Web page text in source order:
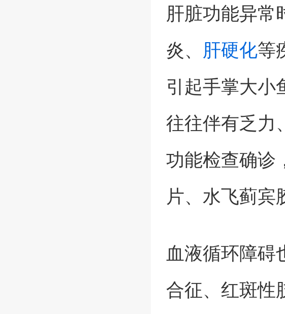
肝脏功能异常
炎、 肝硬化等
引起手掌大小
往往伴有乏力
功能检查确诊
片、水飞蓟宾
血液循环障碍
合征、红斑性